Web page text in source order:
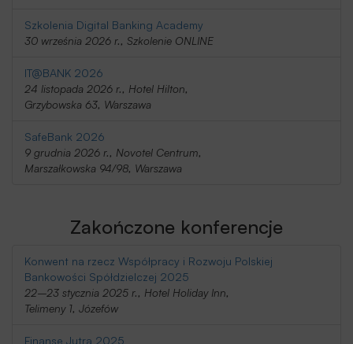
Szkolenia Digital Banking Academy
30 września 2026 r., Szkolenie ONLINE
IT@BANK 2026
24 listopada 2026 r., Hotel Hilton,
Grzybowska 63, Warszawa
SafeBank 2026
9 grudnia 2026 r., Novotel Centrum,
Marszałkowska 94/98, Warszawa
Zakończone konferencje
Konwent na rzecz Współpracy i Rozwoju Polskiej
Bankowości Spółdzielczej 2025
22–23 stycznia 2025 r., Hotel Holiday Inn,
Telimeny 1, Józefów
Finanse Jutra 2025